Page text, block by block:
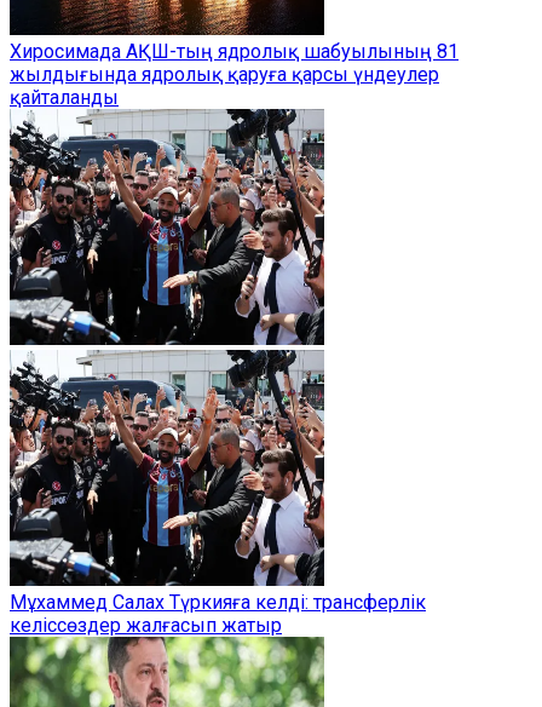
Хиросимада АҚШ-тың ядролық шабуылының 81
жылдығында ядролық қаруға қарсы үндеулер
қайталанды
Мұхаммед Салах Түркияға келді: трансферлік
келіссөздер жалғасып жатыр